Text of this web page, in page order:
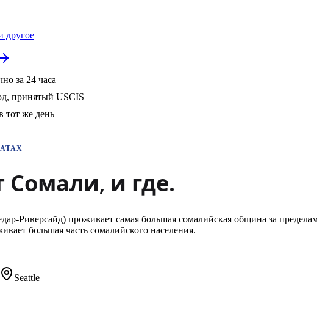
другое
за 24 часа
принятый USCIS
тот же день
Сомали, и где.
Риверсайд) проживает самая большая сомалийская община за
большая часть сомалийского населения.
Seattle